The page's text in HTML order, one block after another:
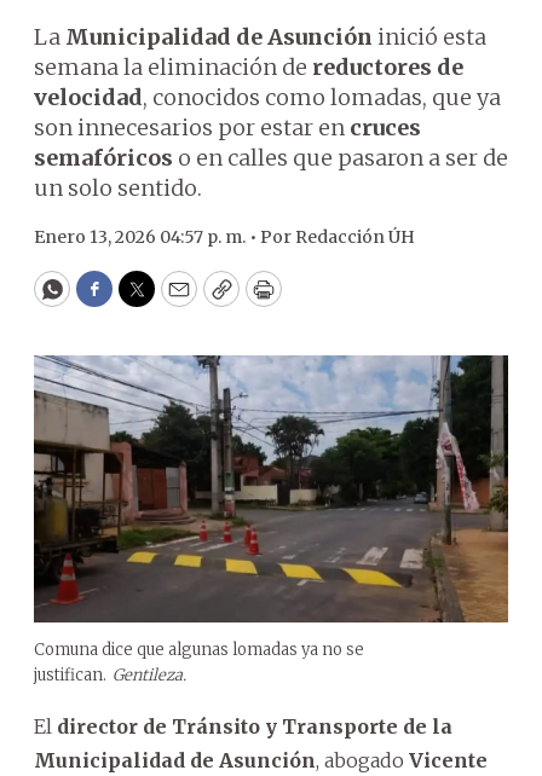
La Municipalidad de Asunción inició esta
semana la eliminación de reductores de
velocidad, conocidos como lomadas, que ya
son innecesarios por estar en cruces
semafóricos o en calles que pasaron a ser de
un solo sentido.
Enero 13, 2026 04:57 p. m. • Por Redacción ÚH
WhatsApp
Facebook
Twitter
EmailCopyPrint
Comuna dice que algunas lomadas ya no se
justifican. Gentileza.
El director de Tránsito y Transporte de la
Municipalidad de Asunción, abogado Vicente